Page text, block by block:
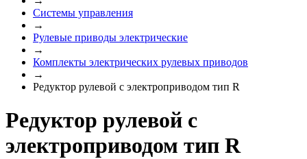
Системы управления
→
Рулевые приводы электрические
→
Комплекты электрических рулевых приводов
→
Редуктор рулевой с электроприводом тип R
Редуктор рулевой с
электроприводом тип R